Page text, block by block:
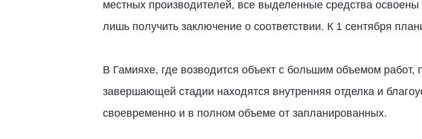
местных производителей, все выделенные средства
лишь получить заключение о соответствии. К 1 сентября
В Гамияхе, где возводится объект с большим объемом работ,
завершающей стадии находятся внутренняя отделка и
своевременно и в полном объеме от запланированных.